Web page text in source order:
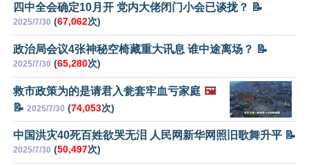
四中全会确定10月开 党内大佬闭门小会已谈拢？ 📝
2025/7/30 (67,062次)
政治局会议4张神秘空椅藏重大讯息 谁中途离场？ 📝
2025/7/30 (65,280次)
救市政策为的是请君入瓮套牢血亏家庭 🖼️
📝 2025/7/30 (74,053次)
中国洪灾40死百姓欲哭无泪 人民网新华网照旧歌舞升平 📝
2025/7/30 (50,497次)